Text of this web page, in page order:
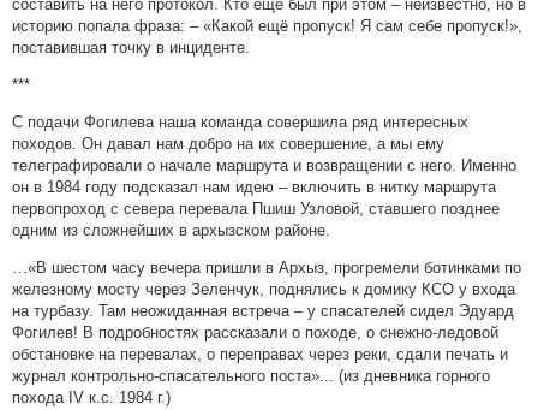
составить на него протокол. Кто ещё был при этом – неизвестно, но в
историю попала фраза: – «Какой ещё пропуск! Я сам себе пропуск!»,
поставившая точку в инциденте.
***
С подачи Фогилева наша команда совершила ряд интересных
походов. Он давал нам добро на их совершение, а мы ему
телеграфировали о начале маршрута и возвращении с него. Именно
он в 1984 году подсказал нам идею – включить в нитку маршрута
первопроход с севера перевала Пшиш Узловой, ставшего позднее
одним из сложнейших в архызском районе.
…«В шестом часу вечера пришли в Архыз, прогремели ботинками по
железному мосту через Зеленчук, поднялись к домику КСО у входа
на турбазу. Там неожиданная встреча – у спасателей сидел Эдуард
Фогилев! В подробностях рассказали о походе, о снежно-ледовой
обстановке на перевалах, о переправах через реки, сдали печать и
журнал контрольно-спасательного поста»... (из дневника горного
похода IV к.с. 1984 г.)